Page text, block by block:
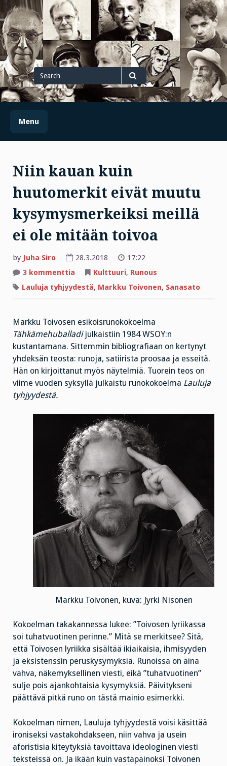
Skip
to
content
Search
for
Search
Menu
Niin kauan kuin
huutomerkit eivät muutu
kysymysmerkeiksi meillä
ei ole mitään toivoa
by Juha Siro 28.3.2018
17:22
3 kommenttia artikkeliin
kauan
kysymysmerkeiksi
meillä
ei
ole
mitään
toivoa
Kulttuuri, Runous
Lauluja tyhjyydestä, Markku Toivonen, Sanasato
Markku Toivosen esikoisrunokokoelma
Tähkämehuballadijulkaistiin 1984 WSOY:n
kustantamana. Sittemmin bibliografiaan on kertynyt
yhdeksän teosta: runoja, satiirista proosaa ja esseitä.
Hän on kirjoittanut myös näytelmiä. Tuorein teos on
viime vuoden syksyllä julkaistu runokokoelma Lauluja
tyhjyydestä.
Markku Toivonen, kuva: Jyrki Nisonen
Kokoelman takakannessa lukee: ”Toivosen lyriikassa
soi tuhatvuotinen perinne.” Mitä se merkitsee? Sitä,
että Toivosen lyriikka sisältää ikiaikaisia, ihmisyyden
ja eksistenssin peruskysymyksiä. Runoissa on aina
vahva, näkemyksellinen viesti, eikä ”tuhatvuotinen”
sulje pois ajankohtaisia kysymyksiä. Päivitykseni
päättävä pitkä runo on tästä mainio esimerkki.
Kokoelman nimen, Lauluja tyhjyydestä voisi käsittää
ironiseksi vastakohdakseen, niin vahva ja usein
aforistisia kiteytyksiä tavoittava ideologinen viesti
teksteissä on. Ja ikään kuin vastapainoksi Toivonen